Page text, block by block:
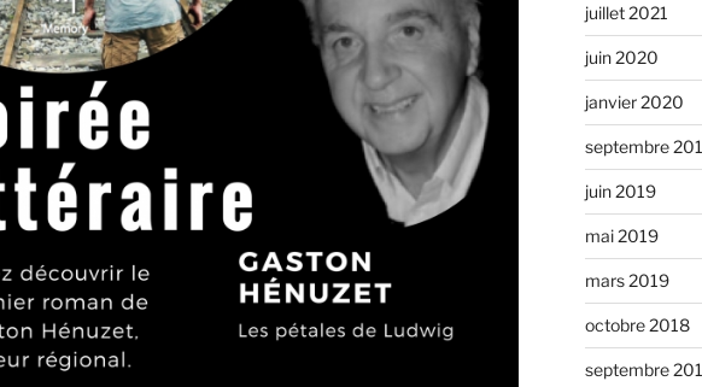
juillet 2021
juin 2020
janvier 2020
septembre
juin 2019
mai 2019
mars 2019
octobre 2018
septembre